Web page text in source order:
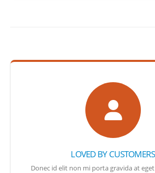
LOVED BY CUSTOMERS
Donec id elit non mi porta gravida at